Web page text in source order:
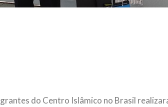
do Centro Islâmico no Brasil